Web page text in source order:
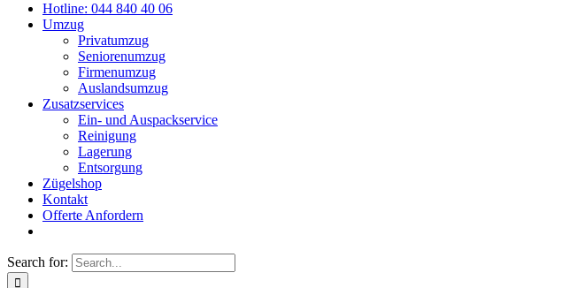
Hotline: 044 840 40 06
Umzug
Privatumzug
Seniorenumzug
Firmenumzug
Auslandsumzug
Zusatzservices
Ein- und Auspackservice
Reinigung
Lagerung
Entsorgung
Zügelshop
Kontakt
Offerte Anfordern
Search for: